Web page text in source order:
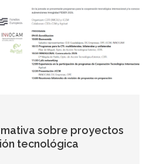
sobre proyectos
tecnológica